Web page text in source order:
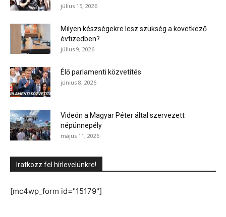
július 15, 2026
Milyen készségekre lesz szükség a következő
évtizedben?
július 9, 2026
Élő parlamenti közvetítés
június 8, 2026
Videón a Magyar Péter által szervezett
népünnepély
május 11, 2026
Iratkozz fel hírlevelünkre!
[mc4wp_form id="15179"]